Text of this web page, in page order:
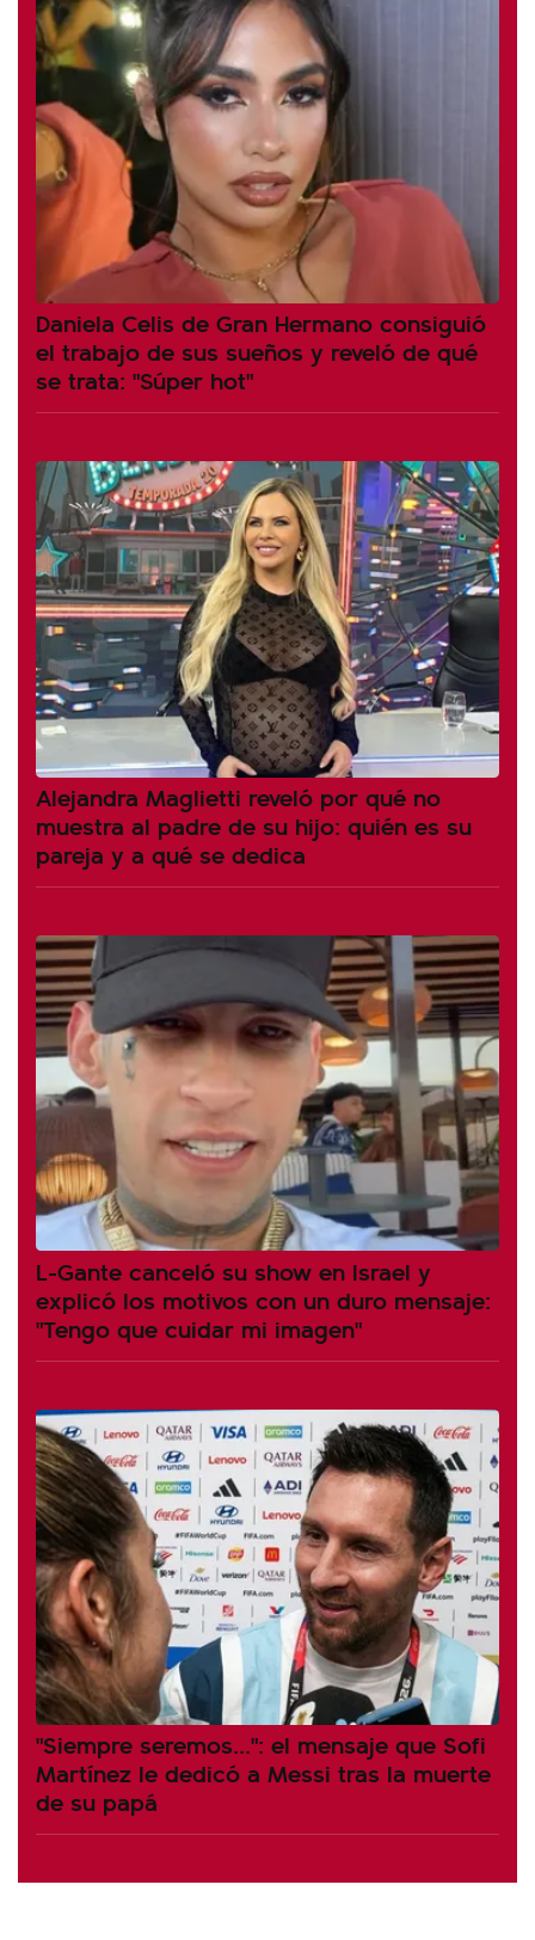
Daniela Celis de Gran Hermano consiguió
el trabajo de sus sueños y reveló de qué
se trata: "Súper hot"
Alejandra Maglietti reveló por qué no
muestra al padre de su hijo: quién es su
pareja y a qué se dedica
L-Gante canceló su show en Israel y
explicó los motivos con un duro mensaje:
"Tengo que cuidar mi imagen"
"Siempre seremos...": el mensaje que Sofi
Martínez le dedicó a Messi tras la muerte
de su papá